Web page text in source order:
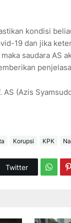
kondisi
19 dan jika
saudara AS
AS (Azis
Korupsi KPK
Twitter